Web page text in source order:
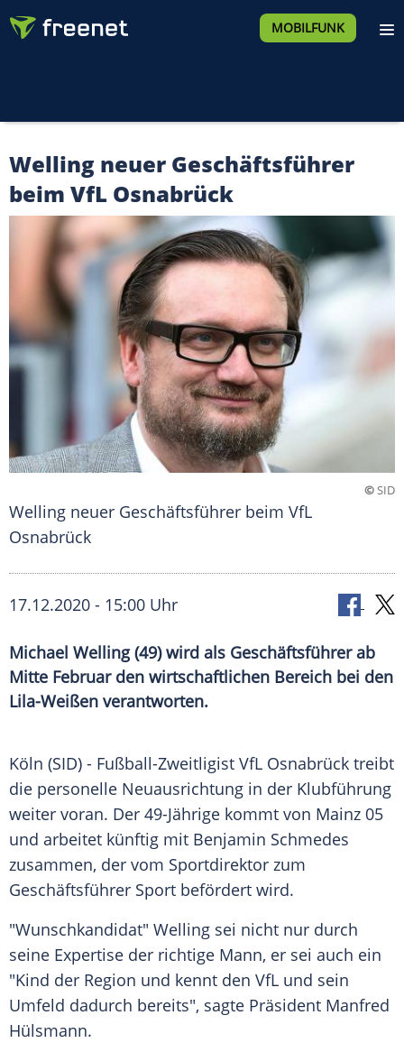
MOBILFUNK
Welling neuer Geschäftsführer
beim VfL Osnabrück
©SID
Welling neuer Geschäftsführer beim VfL
Osnabrück
17.12.2020 - 15:00 Uhr
Michael Welling (49) wird als Geschäftsführer ab
Mitte Februar den wirtschaftlichen Bereich bei den
Lila-Weißen verantworten.
Köln (SID) - Fußball-Zweitligist VfL Osnabrück treibt
die personelle Neuausrichtung in der Klubführung
weiter voran. Der 49-Jährige kommt von Mainz 05
und arbeitet künftig mit Benjamin Schmedes
zusammen, der vom Sportdirektor zum
Geschäftsführer Sport befördert wird.
"Wunschkandidat" Welling sei nicht nur durch
seine Expertise der richtige Mann, er sei auch ein
"Kind der Region und kennt den VfL und sein
Umfeld dadurch bereits", sagte Präsident Manfred
Hülsmann.